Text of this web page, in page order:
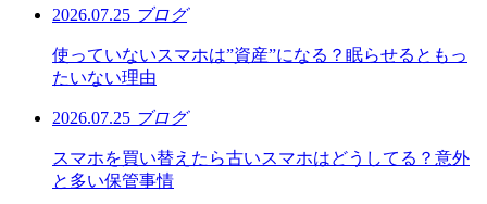
2026.07.25 ブログ
使っていないスマホは”資産”になる？眠らせるともっ
たいない理由
2026.07.25 ブログ
スマホを買い替えたら古いスマホはどうしてる？意外
と多い保管事情